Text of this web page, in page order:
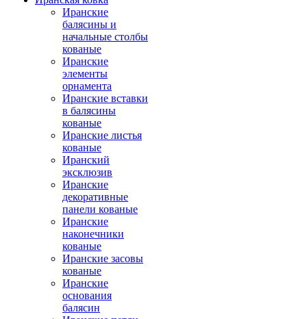
Иранские
балясины и
начальные столбы
кованые
Иранские
элементы
орнамента
Иранские вставки
в балясины
кованые
Иранские листья
кованые
Иранский
эксклюзив
Иранские
декоративные
панели кованые
Иранские
наконечники
кованые
Иранские засовы
кованые
Иранские
основания
балясин